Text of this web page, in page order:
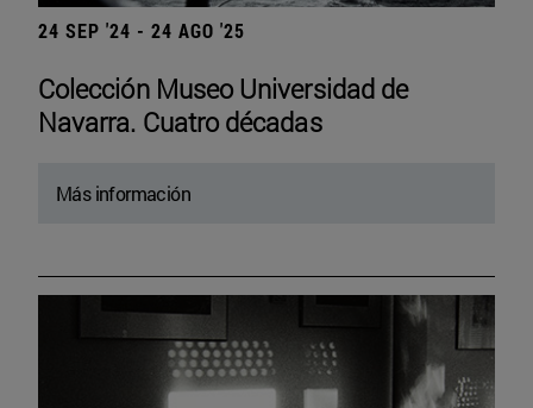
24 SEP '24 - 24 AGO '25
Colección Museo Universidad de
Navarra. Cuatro décadas
Más información